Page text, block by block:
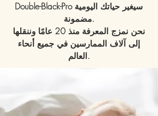
Double-Black-Pro سيغير حياتك اليومية
مضمونة.
نحن نمزج المعرفة منذ 20 عامًا وننقلها
إلى آلاف الممارسين في جميع أنحاء
العالم.